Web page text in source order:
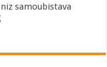
samoubistava